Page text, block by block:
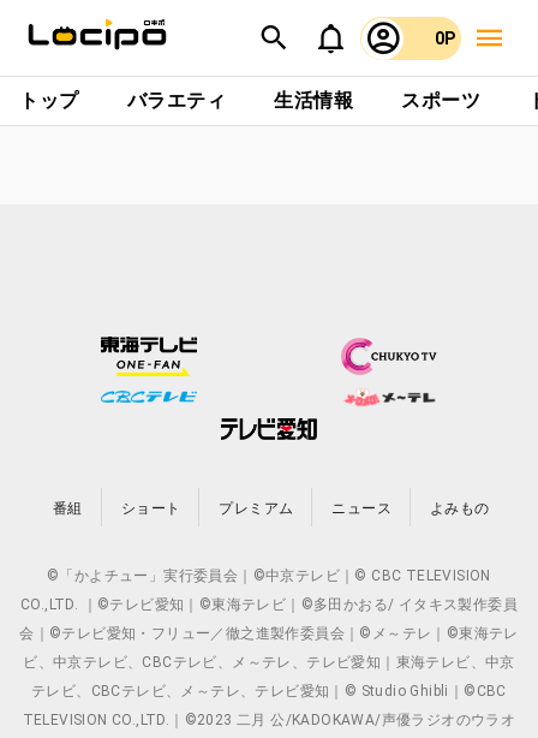
0P
トップ バラエティ 生活情報 スポーツ
番組 ショート プレミアム ニュース よみもの
©「かよチュー」実行委員会｜©中京テレビ｜© CBC TELEVISION
CO.,LTD. ｜©テレビ愛知｜©東海テレビ｜©多田かおる/ イタキス製作委員
会｜©テレビ愛知・フリュー／徹之進製作委員会｜©メ～テレ｜©東海テレ
ビ、中京テレビ、CBCテレビ、メ～テレ、テレビ愛知｜東海テレビ、中京
テレビ、CBCテレビ、メ～テレ、テレビ愛知｜© Studio Ghibli｜©CBC
TELEVISION CO.,LTD.｜©2023 二月 公/KADOKAWA/声優ラジオのウラオ